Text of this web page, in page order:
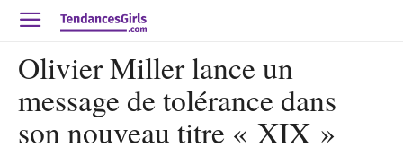
Olivier Miller lance un
message de tolérance dans
son nouveau titre « XIX »